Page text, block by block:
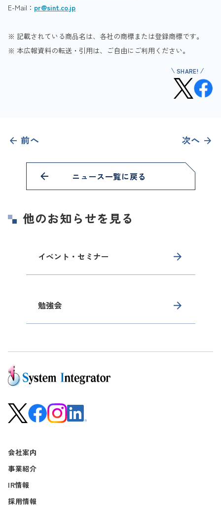
E-Mail： pr@sint.co.jp
※ 記載されている商品名は、各社の商標または登録商標です。
※ 本広報資料の転送・引用は、ご自由にご利用ください。
SHARE!
前へ 次へ
ニュース一覧に戻る
他のお知らせを見る
イベント・セミナー
勉強会
会社案内
事業紹介
IR情報
採用情報